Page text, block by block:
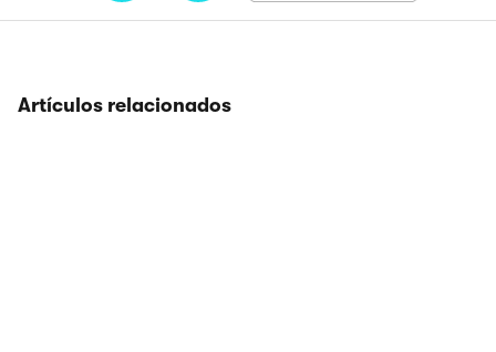
Artículos relacionados